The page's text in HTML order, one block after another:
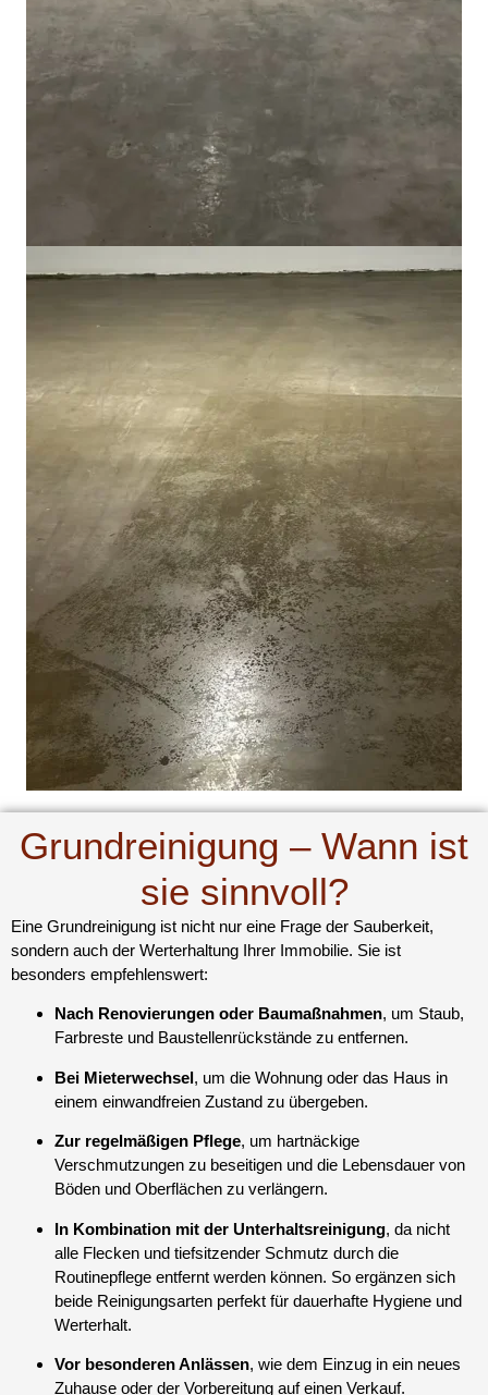
Grundreinigung – Wann ist
sie sinnvoll?
Eine Grundreinigung ist nicht nur eine Frage der Sauberkeit,
sondern auch der Werterhaltung Ihrer Immobilie. Sie ist
besonders empfehlenswert:
Nach Renovierungen oder Baumaßnahmen, um Staub,
Farbreste und Baustellenrückstände zu entfernen.
Bei Mieterwechsel, um die Wohnung oder das Haus in
einem einwandfreien Zustand zu übergeben.
Zur regelmäßigen Pflege, um hartnäckige
Verschmutzungen zu beseitigen und die Lebensdauer von
Böden und Oberflächen zu verlängern.
In Kombination mit der Unterhaltsreinigung, da nicht
alle Flecken und tiefsitzender Schmutz durch die
Routinepflege entfernt werden können. So ergänzen sich
beide Reinigungsarten perfekt für dauerhafte Hygiene und
Werterhalt.
Vor besonderen Anlässen, wie dem Einzug in ein neues
Zuhause oder der Vorbereitung auf einen Verkauf.